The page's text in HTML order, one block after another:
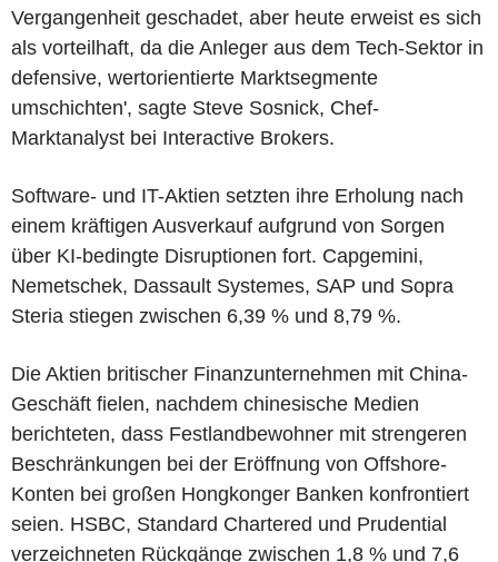
Vergangenheit geschadet, aber heute erweist es sich
als vorteilhaft, da die Anleger aus dem Tech-Sektor in
defensive, wertorientierte Marktsegmente
umschichten', sagte Steve Sosnick, Chef-
Marktanalyst bei Interactive Brokers.
Software- und IT-Aktien setzten ihre Erholung nach
einem kräftigen Ausverkauf aufgrund von Sorgen
über KI-bedingte Disruptionen fort. Capgemini,
Nemetschek, Dassault Systemes, SAP und Sopra
Steria stiegen zwischen 6,39 % und 8,79 %.
Die Aktien britischer Finanzunternehmen mit China-
Geschäft fielen, nachdem chinesische Medien
berichteten, dass Festlandbewohner mit strengeren
Beschränkungen bei der Eröffnung von Offshore-
Konten bei großen Hongkonger Banken konfrontiert
seien. HSBC, Standard Chartered und Prudential
verzeichneten Rückgänge zwischen 1,8 % und 7,6